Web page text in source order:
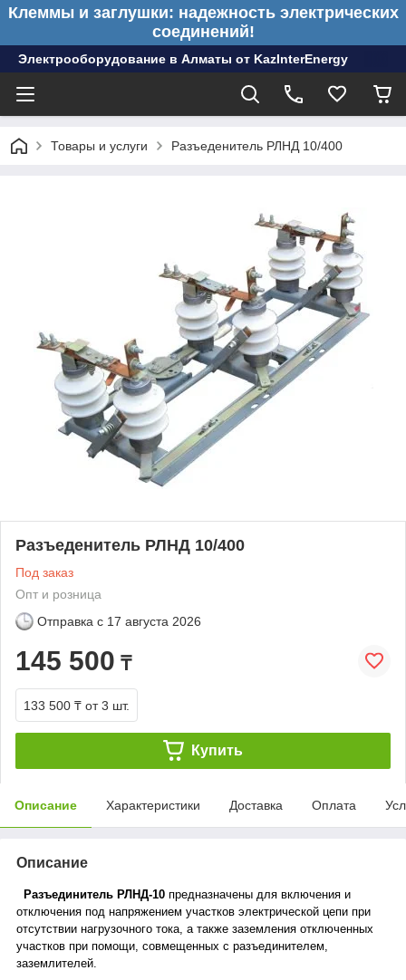
Клеммы и заглушки: надежность электрических
соединений!
Электрооборудование в Алматы от KazInterEnergy
Товары и услуги Разъеденитель РЛНД 10/400
Разъеденитель РЛНД 10/400
Под заказ
Опт и розница
Отправка с 17 августа 2026
145 500 ₸
133 500 ₸ от 3 шт.
Купить
Описание Характеристики Доставка Оплата
Описание
Разъединитель РЛНД-10 предназначены для включения и
отключения под напряжением участков электрической цепи при
отсутствии нагрузочного тока, а также заземления отключенных
участков при помощи, совмещенных с разъединителем,
заземлителей.